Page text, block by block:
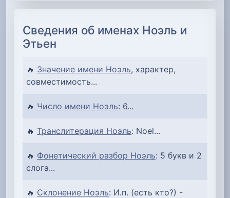
Сведения об именах Ноэль и
Этьен
🔥 Значение имени Ноэль, характер,
совместимость...
🔥 Число имени Ноэль: 6...
🔥 Транслитерация Ноэль: Noel...
🔥 Фонетический разбор Ноэль: 5 букв и 2
слога...
🔥 Склонение Ноэль: И.п. (есть кто?) -